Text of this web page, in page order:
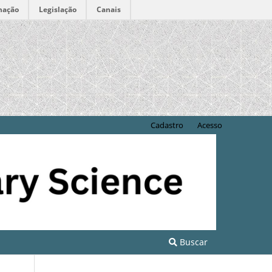
Legislação Canais
Buscar
Cadastro Acesso